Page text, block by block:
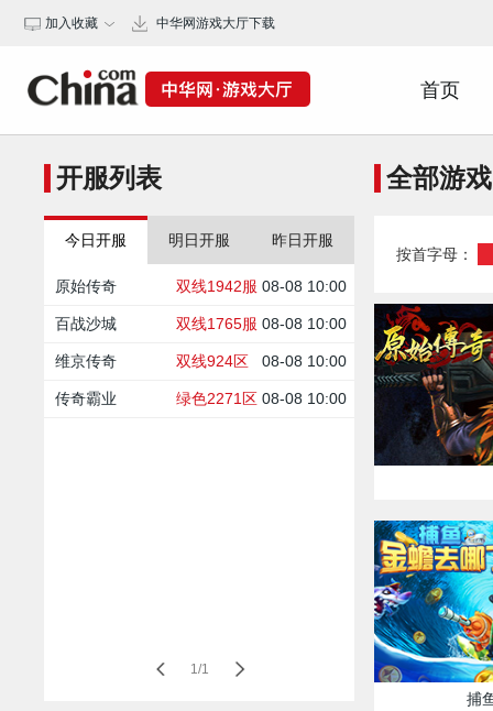
加入收藏
中华网游戏大厅下载
首页
开服列表
今日开服 明日开服 昨日开服
原始传奇 双线1942服 08-08 10:00
百战沙城 双线1765服 08-08 10:00
维京传奇 双线924区 08-08 10:00
传奇霸业 绿色2271区 08-08 10:00
1/1
全部游戏
按首字母：
捕